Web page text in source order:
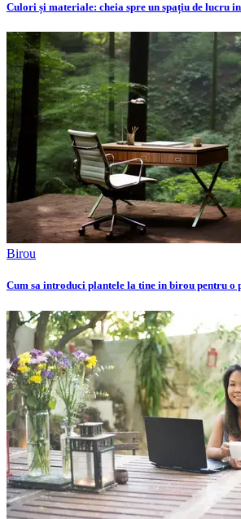
Culori și materiale: cheia spre un spațiu de lucru
Birou
Cum sa introduci plantele la tine in birou pentru o